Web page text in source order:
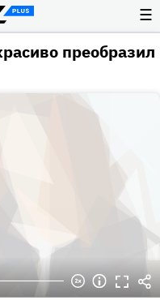
☰
преобразил